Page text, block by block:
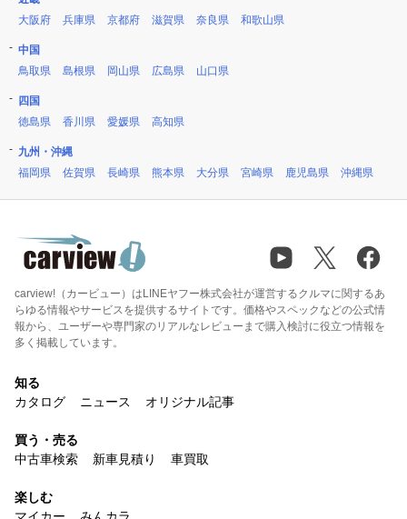
大阪府
兵庫県 京都府 滋賀県 奈良県 和歌山県
中国
鳥取県
島根県 岡山県 広島県 山口県
四国
徳島県
香川県 愛媛県 高知県
九州・沖縄
福岡県
佐賀県 長崎県 熊本県 大分県 宮崎県 鹿児島県 沖縄県
carview!（カービュー）はLINEヤフー株式会社が運営するクルマに関するあ
らゆる情報やサービスを提供するサイトです。価格やスペックなどの公式情
報から、ユーザーや専門家のリアルなレビューまで購入検討に役立つ情報を
多く掲載しています。
知る
カタログ
ニュース オリジナル記事
買う・売る
中古車検索
新車見積り 車買取
楽しむ